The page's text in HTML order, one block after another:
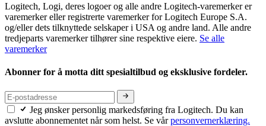
Logitech, Logi, deres logoer og alle andre Logitech-varemerker er
varemerker eller registrerte varemerker for Logitech Europe S.A.
og/eller dets tilknyttede selskaper i USA og andre land. Alle andre
tredjeparts varemerker tilhører sine respektive eiere. Se alle
varemerker
Abonner for å motta ditt spesialtilbud og eksklusive fordeler.
Jeg ønsker personlig markedsføring fra Logitech. Du kan
avslutte abonnementet når som helst. Se vårpersonvernerklæring.